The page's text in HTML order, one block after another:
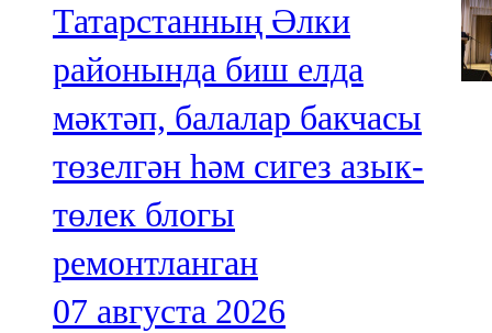
Татарстанның Әлки
районында биш елда
мәктәп, балалар бакчасы
төзелгән һәм сигез азык-
төлек блогы
ремонтланган
07 августа 2026